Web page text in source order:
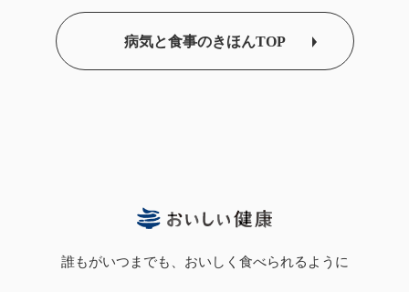
病気と食事のきほんTOP
誰もがいつまでも、おいしく食べられるように